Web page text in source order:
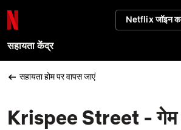
Netflix जॉइन
सहायता केंद्र
सहायता होम पर वापस जाएं
Krispee Street - गेम